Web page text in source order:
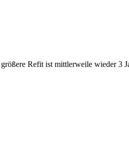
Refit ist mittlerweile wieder 3